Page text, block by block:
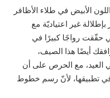
الأبيض في طلاء الأظافر
غير اعتياديّة مع
حقّقت رواجًا كبيرًا في
أيضًا هذا الصيف،
العيد، مع الحرص على أن
في تطبيقها، لأنّ رسم خطوط